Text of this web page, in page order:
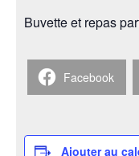
Buvette et repas
Facebook
Ajouter au